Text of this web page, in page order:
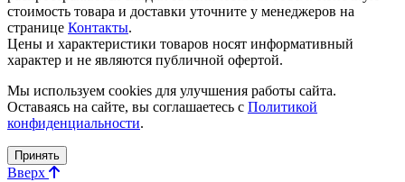
стоимость товара и доставки уточните у менеджеров на
странице Контакты.
Цены и характеристики товаров носят информативный
характер и не являются публичной офертой.
Мы используем cookies для улучшения работы сайта.
Оставаясь на сайте, вы соглашаетесь с Политикой
конфиденциальности.
Принять
Вверх